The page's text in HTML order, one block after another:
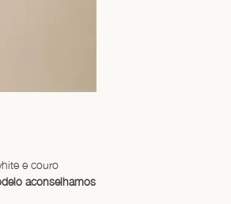
e couro
aconselhamos